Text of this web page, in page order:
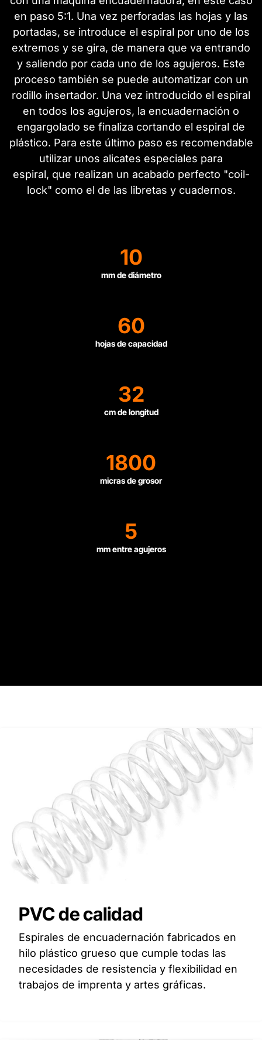
en paso 5:1. Una vez perforadas las hojas y las
portadas, se introduce el espiral por uno de los
extremos y se gira, de manera que va entrando
y saliendo por cada uno de los agujeros. Este
proceso también se puede automatizar con un
rodillo insertador. Una vez introducido el espiral
en todos los agujeros, la encuadernación o
engargolado se finaliza cortando el espiral de
plástico. Para este último paso es recomendable
utilizar unos alicates especiales para
espiral, que realizan un acabado perfecto "coil-
lock" como el de las libretas y cuadernos.
10
mm de diámetro
60
hojas de capacidad
32
cm de longitud
1800
micras de grosor
5
mm entre agujeros
PVC de calidad
Espirales de encuadernación fabricados en
hilo plástico grueso que cumple todas las
necesidades de resistencia y flexibilidad en
trabajos de imprenta y artes gráficas.